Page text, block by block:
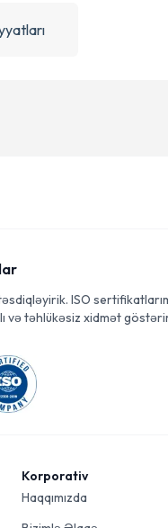
ISO
və təhlükəsiz xidmət
Korporativ
Haqqımızda